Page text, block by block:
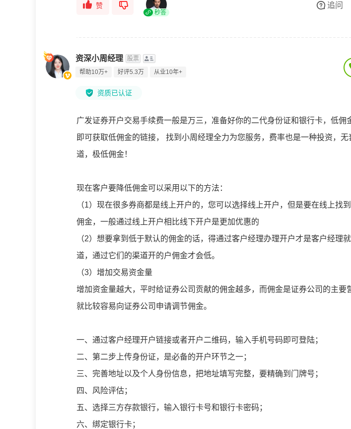
赞
秒答
追问
资深小周经理 股票
帮助10万+
好评5.3万 从业10年+
资质已认证
广发证券开户交易手续费一般是万三，准备好你的二代身份证和银行卡，低佣
即可获取低佣金的链接， 找到小周经理全力为您服务，费率也是一种投资，
道，极低佣金！
现在客户要降低佣金可以采用以下的方法：
（1）现在很多券商都是线上开户的，您可以选择线上开户，但是要在线上找
佣金，一般通过线上开户相比线下开户是更加优惠的
（2）想要拿到低于默认的佣金的话，得通过客户经理办理开户才是客户经理
道，通过它们的渠道开的户佣金才会低。
（3）增加交易资金量
增加资金量越大，平时给证券公司贡献的佣金越多，而佣金是证券公司的主要
就比较容易向证券公司申请调节佣金。
一、通过客户经理开户链接或者开户二维码，输入手机号码即可登陆；
二、第二步上传身份证，是必备的开户环节之一；
三、完善地址以及个人身份信息，把地址填写完整，要精确到门牌号；
四、风险评估；
五、选择三方存款银行，输入银行卡号和银行卡密码；
六、绑定银行卡；